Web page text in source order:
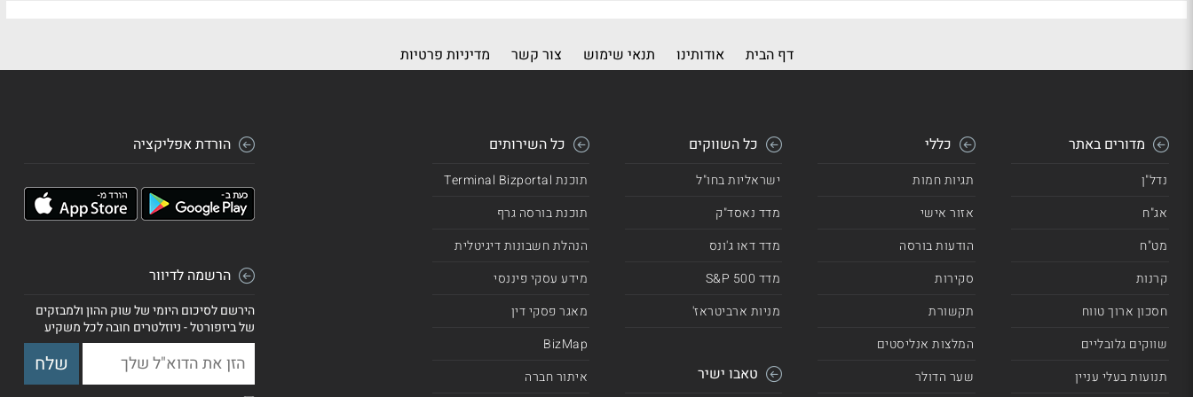
דף הבית אודותינו תנאי שימוש צור קשר מדיניות פרטיות
מדורים באתר
נדל"ן
אג"ח
מט"ח
קרנות
חסכון ארוך טווח
שווקים גלובליים
תנועות בעלי עניין
כללי
תגיות חמות
אזור אישי
הודעות בורסה
סקירות
תקשורת
המלצות אנליסטים
שער הדולר
כל השווקים
ישראליות בחו"ל
מדד נאסד"ק
מדד דאו ג'ונס
מדד 500 S&P
מניות ארביטראז'
טאבו ישיר
כל השירותים
תוכנת Terminal Bizportal
תוכנת בורסה גרף
הנהלת חשבונות דיגיטלית
מידע עסקי פיננסי
מאגר פסקי דין
BizMap
איתור חברה
הורדת אפליקציה
הרשמה לדיוור
הירשם לסיכום היומי של שוק ההון ולמבזקים
של ביזפורטל - ניוזלטרים חובה לכל משקיע